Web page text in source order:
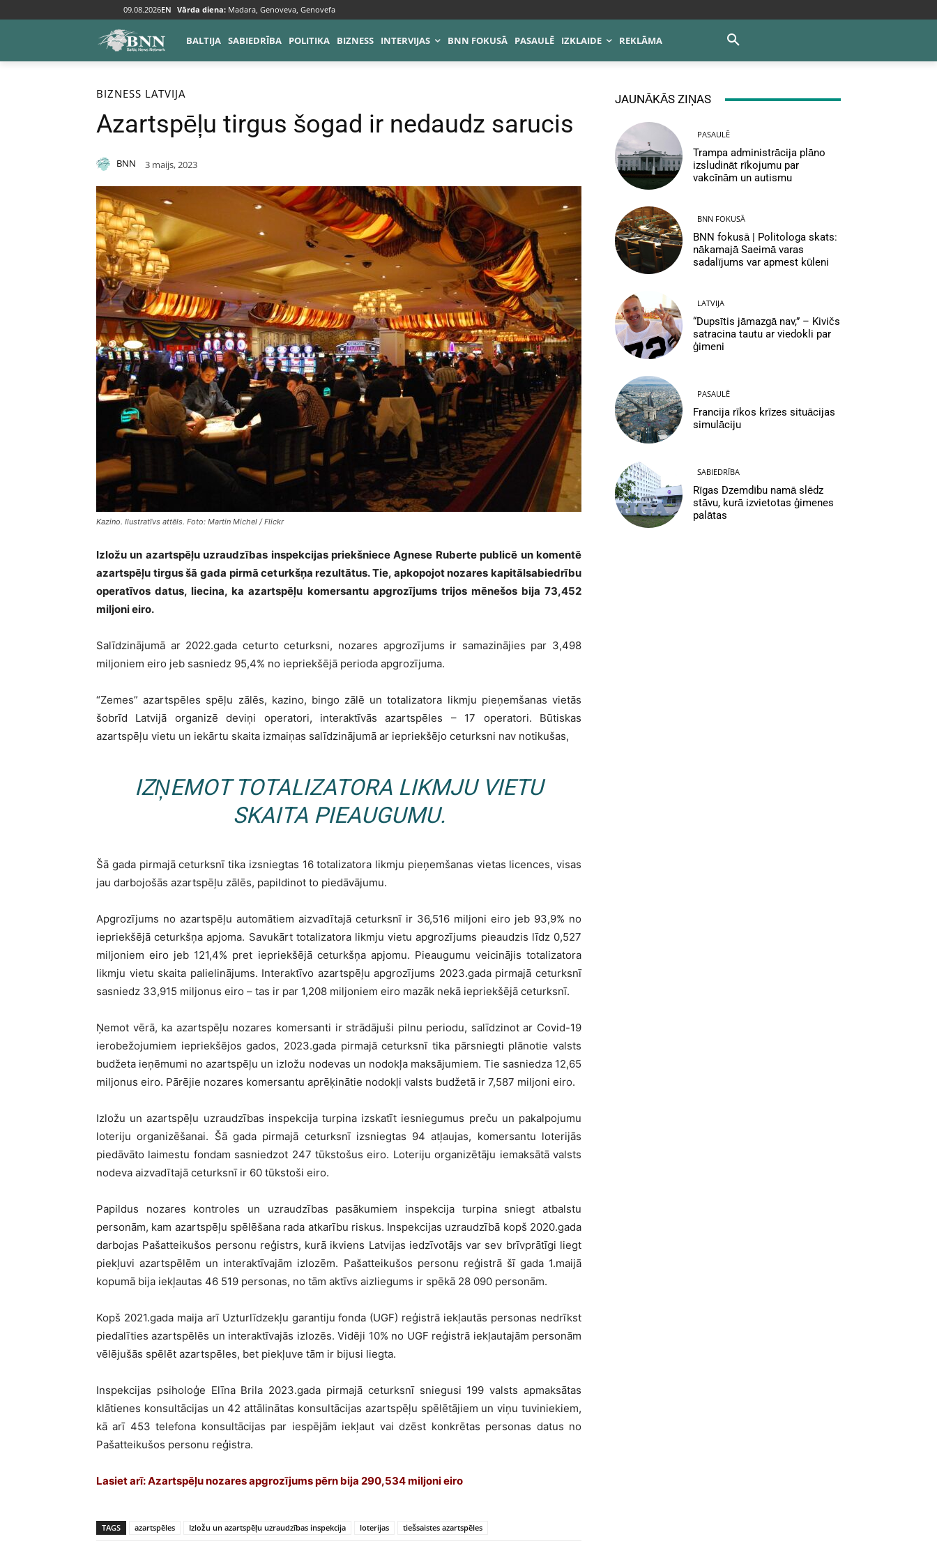
09.08.2026EN Vārda diena: Madara, Genoveva, Genovefa
BALTIJA SABIEDRĪBA POLITIKA BIZNESS INTERVIJAS BNN FOKUSĀ PASAULĒ IZKLAIDE REKLĀMA
Sākums Bizness
BIZNESS LATVIJA
Azartspēļu tirgus šogad ir nedaudz sarucis
BNN 3 maijs, 2023
Kazino. Ilustratīvs attēls. Foto: Martin Michel / Flickr
Izložu un azartspēļu uzraudzības inspekcijas priekšniece Agnese Ruberte publicē un komentē
azartspēļu tirgus šā gada pirmā ceturkšņa rezultātus. Tie, apkopojot nozares kapitālsabiedrību
operatīvos datus, liecina, ka azartspēļu komersantu apgrozījums trijos mēnešos bija 73,452
miljoni eiro.
Salīdzinājumā ar 2022.gada ceturto ceturksni, nozares apgrozījums ir samazinājies par 3,498
miljoniem eiro jeb sasniedz 95,4% no iepriekšējā perioda apgrozījuma.
“Zemes” azartspēles spēļu zālēs, kazino, bingo zālē un totalizatora likmju pieņemšanas vietās
šobrīd Latvijā organizē deviņi operatori, interaktīvās azartspēles – 17 operatori. Būtiskas
azartspēļu vietu un iekārtu skaita izmaiņas salīdzinājumā ar iepriekšējo ceturksni nav notikušas,
IZŅEMOT TOTALIZATORA LIKMJU VIETU
SKAITA PIEAUGUMU.
Šā gada pirmajā ceturksnī tika izsniegtas 16 totalizatora likmju pieņemšanas vietas licences, visas
jau darbojošās azartspēļu zālēs, papildinot to piedāvājumu.
Apgrozījums no azartspēļu automātiem aizvadītajā ceturksnī ir 36,516 miljoni eiro jeb 93,9% no
iepriekšējā ceturkšņa apjoma. Savukārt totalizatora likmju vietu apgrozījums pieaudzis līdz 0,527
miljoniem eiro jeb 121,4% pret iepriekšējā ceturkšņa apjomu. Pieaugumu veicinājis totalizatora
likmju vietu skaita palielinājums. Interaktīvo azartspēļu apgrozījums 2023.gada pirmajā ceturksnī
sasniedz 33,915 miljonus eiro – tas ir par 1,208 miljoniem eiro mazāk nekā iepriekšējā ceturksnī.
Ņemot vērā, ka azartspēļu nozares komersanti ir strādājuši pilnu periodu, salīdzinot ar Covid-19
ierobežojumiem iepriekšējos gados, 2023.gada pirmajā ceturksnī tika pārsniegti plānotie valsts
budžeta ieņēmumi no azartspēļu un izložu nodevas un nodokļa maksājumiem. Tie sasniedza 12,65
miljonus eiro. Pārējie nozares komersantu aprēķinātie nodokļi valsts budžetā ir 7,587 miljoni eiro.
Izložu un azartspēļu uzraudzības inspekcija turpina izskatīt iesniegumus preču un pakalpojumu
loteriju organizēšanai. Šā gada pirmajā ceturksnī izsniegtas 94 atļaujas, komersantu loterijās
piedāvāto laimestu fondam sasniedzot 247 tūkstošus eiro. Loteriju organizētāju iemaksātā valsts
nodeva aizvadītajā ceturksnī ir 60 tūkstoši eiro.
Papildus nozares kontroles un uzraudzības pasākumiem inspekcija turpina sniegt atbalstu
personām, kam azartspēļu spēlēšana rada atkarību riskus. Inspekcijas uzraudzībā kopš 2020.gada
darbojas Pašatteikušos personu reģistrs, kurā ikviens Latvijas iedzīvotājs var sev brīvprātīgi liegt
piekļuvi azartspēlēm un interaktīvajām izlozēm. Pašatteikušos personu reģistrā šī gada 1.maijā
kopumā bija iekļautas 46 519 personas, no tām aktīvs aizliegums ir spēkā 28 090 personām.
Kopš 2021.gada maija arī Uzturlīdzekļu garantiju fonda (UGF) reģistrā iekļautās personas nedrīkst
piedalīties azartspēlēs un interaktīvajās izlozēs. Vidēji 10% no UGF reģistrā iekļautajām personām
vēlējušās spēlēt azartspēles, bet piekļuve tām ir bijusi liegta.
Inspekcijas psiholoģe Elīna Brila 2023.gada pirmajā ceturksnī sniegusi 199 valsts apmaksātas
klātienes konsultācijas un 42 attālinātas konsultācijas azartspēļu spēlētājiem un viņu tuviniekiem,
kā arī 453 telefona konsultācijas par iespējām iekļaut vai dzēst konkrētas personas datus no
Pašatteikušos personu reģistra.
Lasiet arī:Azartspēļu nozares apgrozījums pērn bija 290,534 miljoni eiro
TAGS azartspēles Izložu un azartspēļu uzraudzības inspekcija loterijas tiešsaistes azartspēles
JAUNĀKĀS ZIŅAS
PASAULĒ
Trampa administrācija plāno
izsludināt rīkojumu par
vakcīnām un autismu
BNN FOKUSĀ
BNN fokusā | Politologa skats:
nākamajā Saeimā varas
sadalījums var apmest kūleni
LATVIJA
“Dupsītis jāmazgā nav,” – Kivičs
satracina tautu ar viedokli par
ģimeni
PASAULĒ
Francija rīkos krīzes situācijas
simulāciju
SABIEDRĪBA
Rīgas Dzemdību namā slēdz
stāvu, kurā izvietotas ģimenes
palātas